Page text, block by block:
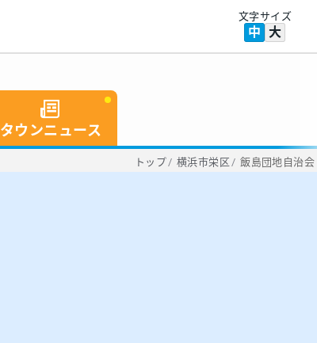
文字サイズ
中 大
タウンニュース
トップ/ 横浜市栄区 / 飯島団地自治会